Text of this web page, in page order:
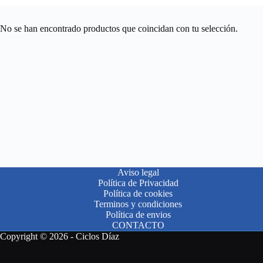
No se han encontrado productos que coincidan con tu selección.
Aviso legal
Política de Privacidad
Política de cookies
Terminos y condiciones
Política de envios
CONTACTO
Copyright © 2026 - Ciclos Díaz